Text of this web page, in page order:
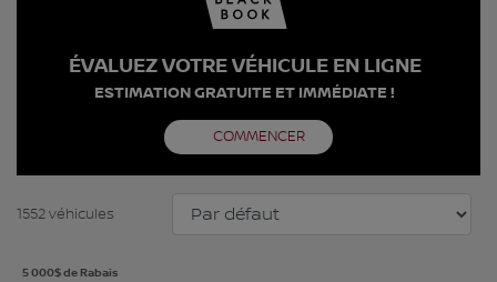
ÉVALUEZ VOTRE VÉHICULE EN LIGNE
ESTIMATION GRATUITE ET IMMÉDIATE !
COMMENCER
1552 véhicules
5 000$de Rabais